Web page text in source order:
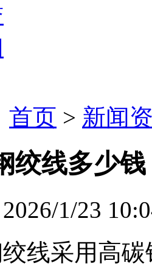
首页 > 新闻
绞线多少钱
1/23
线采用高